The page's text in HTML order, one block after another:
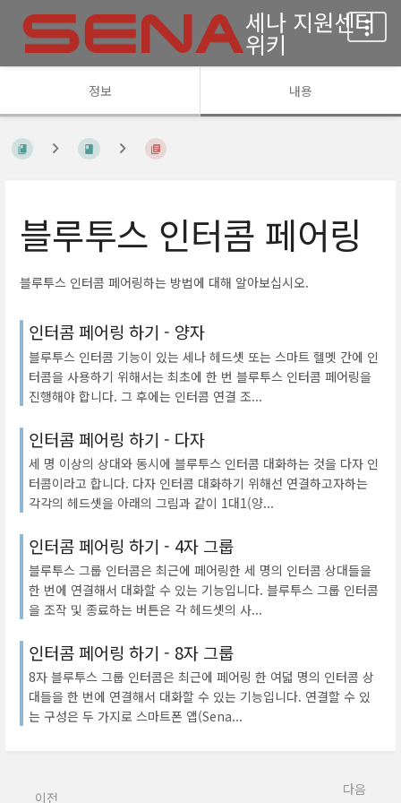
세나 지원센터
위키
정보 내용
블루투스 인터콤 페어링
블루투스 인터콤 페어링하는 방법에 대해 알아보십시오.
인터콤 페어링 하기 - 양자
블루투스 인터콤 기능이 있는 세나 헤드셋 또는 스마트 헬멧 간에 인
터콤을 사용하기 위해서는 최초에 한 번 블루투스 인터콤 페어링을
진행해야 합니다. 그 후에는 인터콤 연결 조...
인터콤 페어링 하기 - 다자
세 명 이상의 상대와 동시에 블루투스 인터콤 대화하는 것을 다자 인
터콤이라고 합니다. 다자 인터콤 대화하기 위해선 연결하고자하는
각각의 헤드셋을 아래의 그림과 같이 1대1(양...
인터콤 페어링 하기 - 4자 그룹
블루투스 그룹 인터콤은 최근에 페어링한 세 명의 인터콤 상대들을
한 번에 연결해서 대화할 수 있는 기능입니다. 블루투스 그룹 인터콤
을 조작 및 종료하는 버튼은 각 헤드셋의 사...
인터콤 페어링 하기 - 8자 그룹
8자 블루투스 그룹 인터콤은 최근에 페어링 한 여덟 명의 인터콤 상
대들을 한 번에 연결해서 대화할 수 있는 기능입니다. 연결할 수 있
는 구성은 두 가지로 스마트폰 앱(Sena...
이전 다음